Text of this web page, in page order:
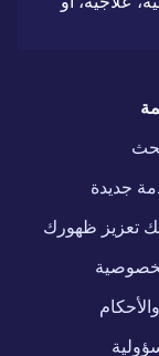
جديدة
تعزيز ظهورك